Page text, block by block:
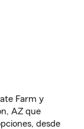
Farm y
AZ que
desde